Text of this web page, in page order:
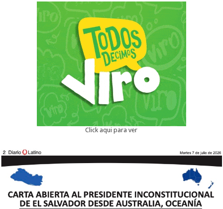
Click aqui para ver